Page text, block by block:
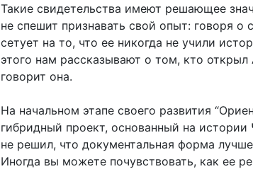
Такие свидетельства имеют решающее
не спешит признавать свой опыт: говоря
сетует на то, что ее никогда не учили
этого нам рассказывают о том, кто
говорит она.
На начальном этапе своего развития
гибридный проект, основанный на
не решил, что документальная форма
Иногда вы можете почувствовать, как ее